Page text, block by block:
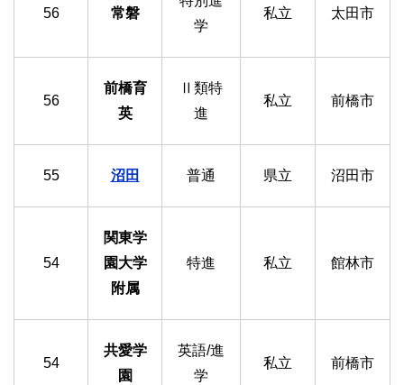
56 常磐
学
私立 太田市
56
前橋育
英
Ⅱ類特
進
私立 前橋市
55 沼田 普通 県立 沼田市
54
関東学
園大学
附属
特進 私立 館林市
54
共愛学
園
英語/進
学
私立 前橋市